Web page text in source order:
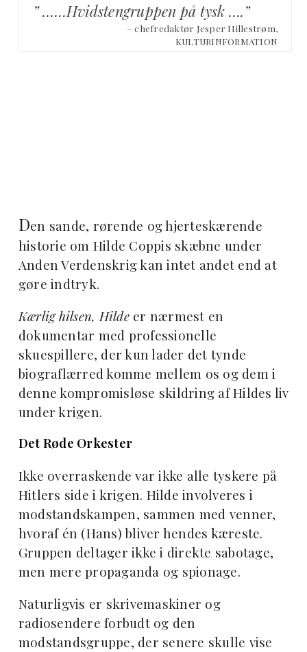
” ……Hvidstengruppen på tysk ….”
– chefredaktør Jesper Hillestrøm,
KULTURINFORMATION
Den sande, rørende og hjerteskærende
historie om Hilde Coppis skæbne under
Anden Verdenskrig kan intet andet end at
gøre indtryk.
Kærlig hilsen, Hildeer nærmest en
dokumentar med professionelle
skuespillere, der kun lader det tynde
biograflærred komme mellem os og dem i
denne kompromisløse skildring af Hildes liv
under krigen.
Det Røde Orkester
Ikke overraskende var ikke alle tyskere på
Hitlers side i krigen. Hilde involveres i
modstandskampen, sammen med venner,
hvoraf én (Hans) bliver hendes kæreste.
Gruppen deltager ikke i direkte sabotage,
men mere propaganda og spionage.
Naturligvis er skrivemaskiner og
radiosendere forbudt og den
modstandsgruppe, der senere skulle vise